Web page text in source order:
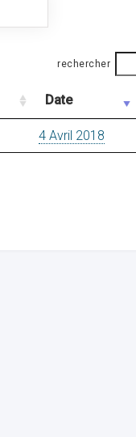
rechercher
Date
4 Avril 2018